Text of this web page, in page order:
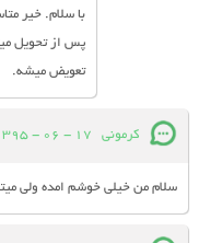
با سلام. خیر
پس از تحویل
تعویض میشه.
کرمونی 17 - 06 - 1395
سلام من خیلی خوشم امده ولی